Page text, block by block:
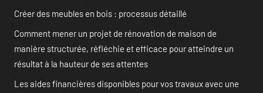
Créer des meubles en bois : processus détaillé
Comment mener un projet de rénovation de maison de
manière structurée, réfléchie et efficace pour atteindre un
résultat à la hauteur de ses attentes
Les aides financières disponibles pour vos travaux avec une